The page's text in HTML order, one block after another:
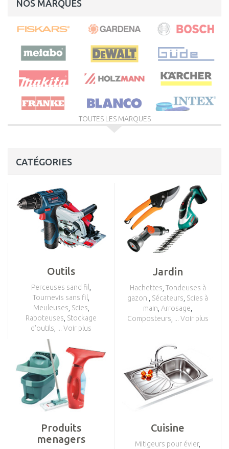
NOS MARQUES
TOUTES LES MARQUES
CATÉGORIES
Outils
Perceuses sand fil
Tournevis sans fil
Meuleuses Scies
Raboteuses Stockage
d'outils ... Voir plus
Jardin
Hachettes Tondeuses à
gazon
Sécateurs Scies à
main Arrosage
Composteurs ... Voir plus
Produits
menagers
Cuisine
Mitigeurs pour évier,